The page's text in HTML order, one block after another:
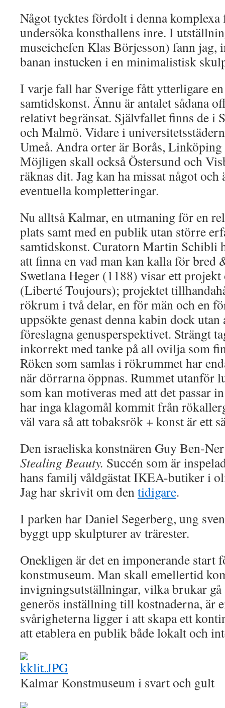
Något tycktes fördolt i denna komplexa
undersöka konsthallens inre. I
museichefen Klas Börjesson) fann jag,
banan instucken i en minimalistisk
I varje fall har Sverige fått ytterligare
samtidskonst. Ännu är antalet sådana
relativt begränsat. Självfallet finns de i
och Malmö. Vidare i
Umeå. Andra orter är Borås,
Möjligen skall också Östersund och
räknas dit. Jag kan ha missat något och
eventuella kompletteringar.
Nu alltså Kalmar, en utmaning för en
plats samt med en publik utan större
samtidskonst. Curatorn Martin Schibli
att finna en vad man kan kalla för bred
Swetlana Heger (1188) visar ett
(Liberté Toujours); projektet
rökrum i två delar, en för män och en
uppsökte genast denna kabin dock utan
föreslagna genusperspektivet. Strängt
inkorrekt med tanke på all ovilja som
Röken som samlas i rökrummet har
när dörrarna öppnas. Rummet utanför
som kan motiveras med att det passar
har inga klagomål kommit från
väl vara så att tobaksrök + konst är ett
Den israeliska konstnären Guy Ben-
Stealing Beauty. Succén som är
hans familj våldgästat IKEA-butiker i
Jag har skrivit om dentidigare.
I parken har Daniel Segerberg, ung
byggt upp skulpturer av trärester.
Onekligen är det en imponerande start
konstmuseum. Man skall emellertid
invigningsutställningar, vilka brukar gå
generös inställning till kostnaderna, är
svårigheterna ligger i att skapa ett
att etablera en publik både lokalt och
Kalmar Konstmuseum i svart och gult